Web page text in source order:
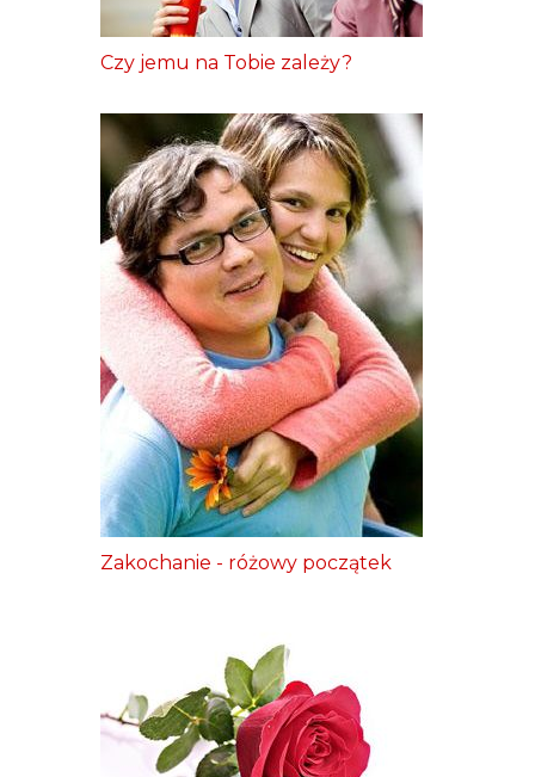
Czy jemu na Tobie zależy?
Zakochanie - różowy początek